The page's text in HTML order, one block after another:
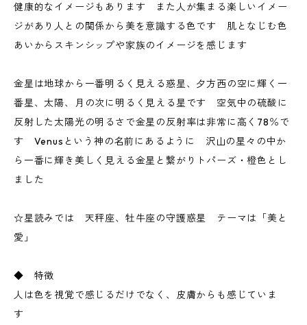
健康的なイメージもあります また人が集まる楽しいイメー
ジがあり人との関係から美を意識する色です 肌となじむ色
あいからスキンシップや家族のイメージを感じます
金星は地球から一番明るく見える惑星、夕方西の空に輝く一
番星、太陽、月の次に明るく見える星です 空気中の硫酸に
反射した太陽光の明るさで金星の反射率は非常に高く78％で
す Venusという神の名前にあるように 沢山の星々の中か
ら一番に輝き美しく見える金星と繋がりトパーズ・橙色とし
ました
☆星読みでは 天秤座、牡牛座の守護惑星 テーマは「美と
愛」
◆ 特徴
人は色を視覚で感じるだけでなく、皮膚からも感じていま
す